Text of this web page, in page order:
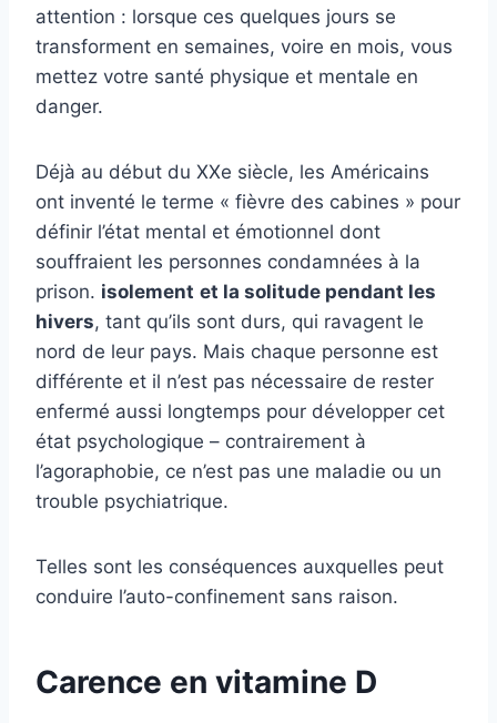
attention : lorsque ces quelques jours se
transforment en semaines, voire en mois, vous
mettez votre santé physique et mentale en
danger.
Déjà au début du XXe siècle, les Américains
ont inventé le terme « fièvre des cabines » pour
définir l’état mental et émotionnel dont
souffraient les personnes condamnées à la
prison. isolement et la solitude pendant les
hivers, tant qu’ils sont durs, qui ravagent le
nord de leur pays. Mais chaque personne est
différente et il n’est pas nécessaire de rester
enfermé aussi longtemps pour développer cet
état psychologique – contrairement à
l’agoraphobie, ce n’est pas une maladie ou un
trouble psychiatrique.
Telles sont les conséquences auxquelles peut
conduire l’auto-confinement sans raison.
Carence en vitamine D